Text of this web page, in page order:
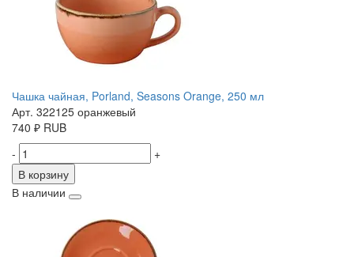
Чашка чайная, Porland, Seasons Orange, 250 мл
Арт. 322125 оранжевый
740 ₽ RUB
-
+
В корзину
В наличии